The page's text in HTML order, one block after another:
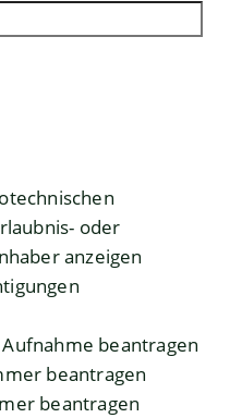
oder
anzeigen
beantragen
beantragen
beantragen